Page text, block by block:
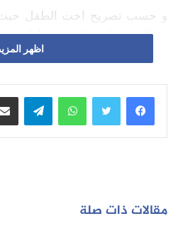
و حسب تصريح اخت الطفل
ان الطفل
و متدهورة بسبب ماتعرض له
الى الاعتداء من طرفها
وهذا وقد ثم وضع شكاية الى
اظهر
واتساب
مقالات ذات صلة